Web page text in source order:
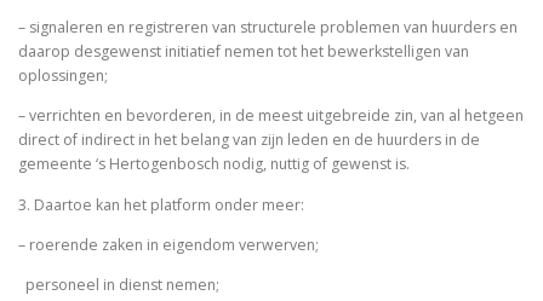
– signaleren en registreren van structurele problemen van huurders en
daarop desgewenst initiatief nemen tot het bewerkstelligen van
oplossingen;
– verrichten en bevorderen, in de meest uitgebreide zin, van al hetgeen
direct of indirect in het belang van zijn leden en de huurders in de
gemeente ‘s­ Hertogenbosch nodig, nuttig of gewenst is.
3. Daartoe kan het platform onder meer:
– roerende zaken in eigendom verwerven;
­ personeel in dienst nemen;